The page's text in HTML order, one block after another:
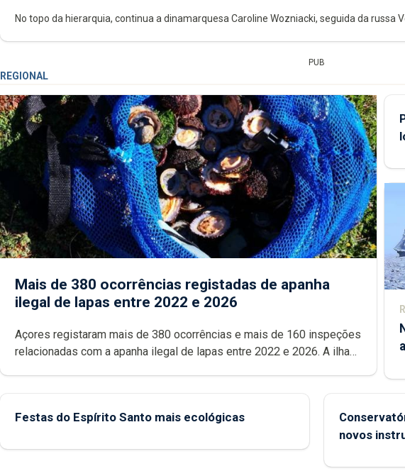
No topo da hierarquia, continua a dinamarquesa Caroline Wozniacki, seguida da russa
PUB
REGIONAL
Mais de 380 ocorrências registadas de apanha
ilegal de lapas entre 2022 e 2026
Açores registaram mais de 380 ocorrências e mais de 160 inspeções
relacionadas com a apanha ilegal de lapas entre 2022 e 2026. A ilha
Festas do Espírito Santo mais ecológicas
novos